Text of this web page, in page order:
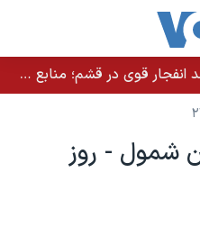
گزارش‌ها از شنیده شدن صدای چند انفجار قوی در قشم؛ منابع حکومتی می‌گویند درگیری در تنگه هرمز بود
شمول - روز